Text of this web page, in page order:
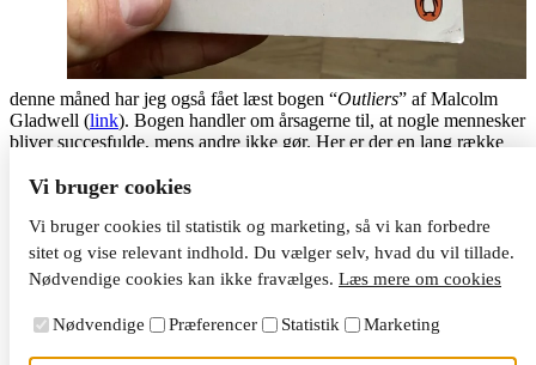
denne måned har jeg også fået læst bogen “Outliers” af Malcolm
Gladwell (link). Bogen handler om årsagerne til, at nogle mennesker
bliver succesfulde, mens andre ikke gør. Her er der en lang række
Bogen handler blandt andet om, at nogle mennesker bare får
muligheder, som andre ikke gør. Det kan være, at de bare er født på
et godt tidspunkt på året eller i en fordelagtig tid.
Ikke alle årsager til succes bunder i held, men det er også ting som
der giver mening for dig, så har du større tendens til at arbejde
hårdere, og derved øge dine chancer for succes.
Vi bruger cookies
Vi bruger cookies til statistik og marketing, så vi kan forbedre
sitet og vise relevant indhold. Du vælger selv, hvad du vil tillade.
Nødvendige cookies kan ikke fravælges. Læs mere om cookies
Nødvendige Præferencer Statistik Marketing